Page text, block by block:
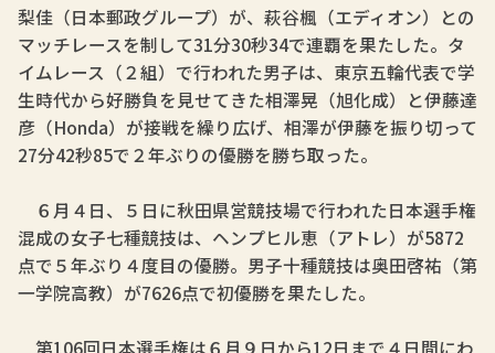
梨佳（日本郵政グループ）が、萩谷楓（エディオン）との
マッチレースを制して31分30秒34で連覇を果たした。タ
イムレース（２組）で行われた男子は、東京五輪代表で学
生時代から好勝負を見せてきた相澤晃（旭化成）と伊藤達
彦（Honda）が接戦を繰り広げ、相澤が伊藤を振り切って
27分42秒85で２年ぶりの優勝を勝ち取った。
６月４日、５日に秋田県営競技場で行われた日本選手権
混成の女子七種競技は、ヘンプヒル恵（アトレ）が5872
点で５年ぶり４度目の優勝。男子十種競技は奥田啓祐（第
一学院高教）が7626点で初優勝を果たした。
第106回日本選手権は６月９日から12日まで４日間にわ